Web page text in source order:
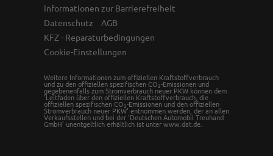
Informationen zur Barrierefreiheit
Datenschutz
AGB
KFZ - Reparaturbedingungen
Cookie-Einstellungen
Weitere Informationen zum offiziellen Kraftstoffverbrauch
und zu den offiziellen spezifischen CO 2-Emissionen und
gegebenenfalls zum Stromverbrauch neuer PKW können dem
'Leitfaden über den offiziellen Kraftstoffverbrauch, die
offiziellen spezifischen CO 2-Emissionen und den offiziellen
Stromverbrauch neuer PKW' entnommen werden, der an allen
Verkaufsstellen und bei der 'Deutschen Automobil Treuhand
GmbH' unentgeltlich erhältlich ist unter www.dat.de.